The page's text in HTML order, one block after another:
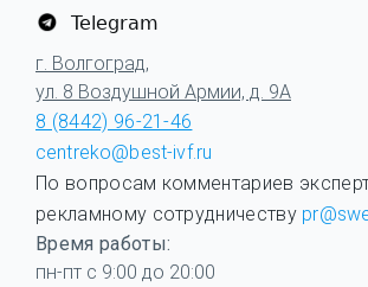
Telegram
г. Волгоград,
ул. 8 Воздушной Армии, д. 9А
8 (8442) 96-21-46
centreko@best-ivf.ru
По вопросам комментариев
рекламному сотрудничеству
Время работы:
пн-пт с 9:00 до 20:00